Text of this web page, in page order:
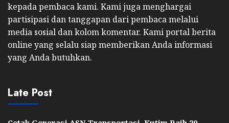
kepada pembaca kami. Kami juga menghargai
partisipasi dan tanggapan dari pembaca melalui
media sosial dan kolom komentar. Kami portal berita
online yang selalu siap memberikan Anda informasi
yang Anda butuhkan.
Late Post